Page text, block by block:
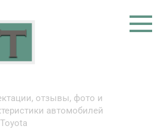
отзывы, фото и
автомобилей
Toyota